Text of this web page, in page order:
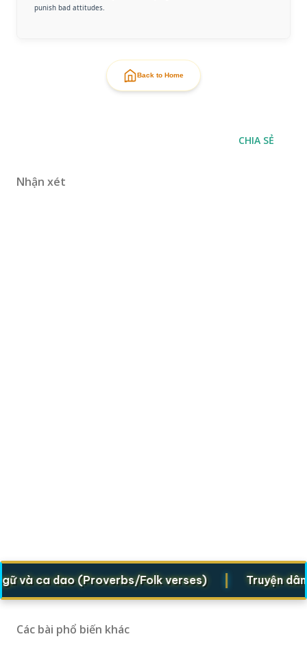
punish bad attitudes.
Back to Home
CHIA SẺ
Nhận xét
ca dao (Proverbs/Folk verses) | Truyện dân
Các bài phổ biến khác